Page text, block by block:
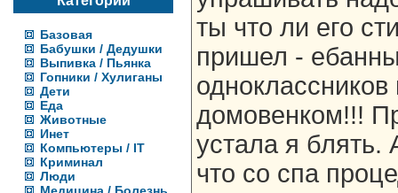
Базовая
Бабушки / Дедушки
Выпивка / Пьянка
Гопники / Хулиганы
Дети
Еда
Животные
Инет
Компьютеры / IT
Криминал
Люди
ты что ли его
пришел -
домовенком!!!
устала я блять.
что со спа